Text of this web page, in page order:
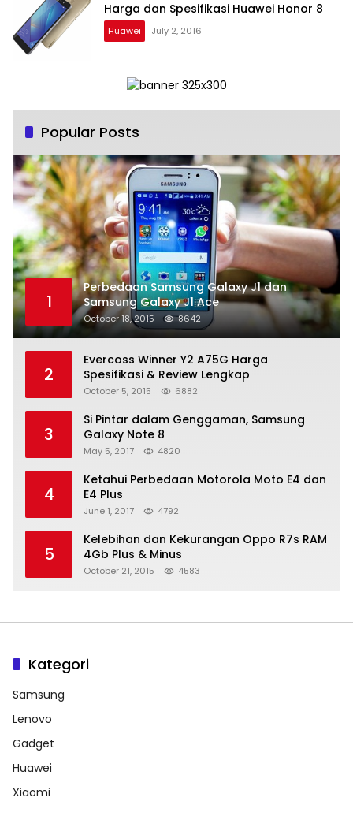
Harga dan Spesifikasi Huawei Honor 8
Huawei July 2, 2016
Popular Posts
1
Perbedaan Samsung Galaxy J1 dan
Samsung Galaxy J1 Ace
October 18, 2015 8642
2
Evercoss Winner Y2 A75G Harga
Spesifikasi & Review Lengkap
October 5, 2015 6882
3
Si Pintar dalam Genggaman, Samsung
Galaxy Note 8
May 5, 2017 4820
4
Ketahui Perbedaan Motorola Moto E4 dan
E4 Plus
June 1, 2017 4792
5
Kelebihan dan Kekurangan Oppo R7s RAM
4Gb Plus & Minus
October 21, 2015 4583
Kategori
Samsung
Lenovo
Gadget
Huawei
Xiaomi